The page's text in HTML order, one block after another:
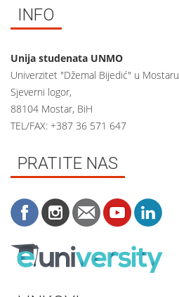
INFO
Unija studenata UNMO
Univerzitet "Džemal Bijedić" u Mostaru
Sjeverni logor,
88104 Mostar, BiH
TEL/FAX: +387 36 571 647
PRATITE NAS